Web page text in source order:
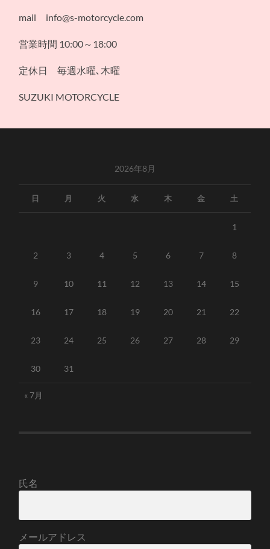
mail info@s-motorcycle.com
営業時間 10:00～18:00
定休日 毎週水曜､木曜
SUZUKI MOTORCYCLE
2026年8月
日 月 火 水 木 金 土
1
2 3 4 5 6 7 8
9 10 11 12 13 14 15
16 17 18 19 20 21 22
23 24 25 26 27 28 29
30 31
« 7月
氏名
メールアドレス